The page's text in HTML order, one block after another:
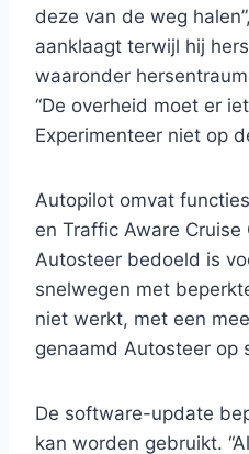
deze van de weg
aanklaagt terwijl hij
waaronder
“De overheid moet er
Experimenteer niet op
Autopilot omvat
en Traffic Aware
Autosteer bedoeld is
snelwegen met
niet werkt, met een
genaamd Autosteer op
De software-update
kan worden gebruikt.